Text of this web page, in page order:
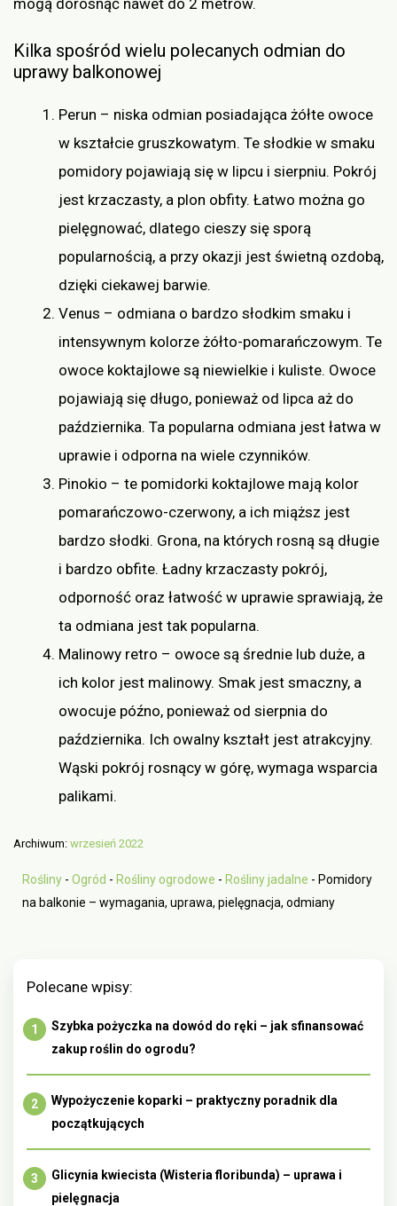
Kilka spośród wielu polecanych odmian do
uprawy balkonowej
Perun – niska odmian posiadająca żółte owoce
w kształcie gruszkowatym. Te słodkie w smaku
pomidory pojawiają się w lipcu i sierpniu. Pokrój
jest krzaczasty, a plon obfity. Łatwo można go
pielęgnować, dlatego cieszy się sporą
popularnością, a przy okazji jest świetną ozdobą,
dzięki ciekawej barwie.
Venus – odmiana o bardzo słodkim smaku i
intensywnym kolorze żółto-pomarańczowym. Te
owoce koktajlowe są niewielkie i kuliste. Owoce
pojawiają się długo, ponieważ od lipca aż do
października. Ta popularna odmiana jest łatwa w
uprawie i odporna na wiele czynników.
Pinokio – te pomidorki koktajlowe mają kolor
pomarańczowo-czerwony, a ich miąższ jest
bardzo słodki. Grona, na których rosną są długie
i bardzo obfite. Ładny krzaczasty pokrój,
odporność oraz łatwość w uprawie sprawiają, że
ta odmiana jest tak popularna.
Malinowy retro – owoce są średnie lub duże, a
ich kolor jest malinowy. Smak jest smaczny, a
owocuje późno, ponieważ od sierpnia do
października. Ich owalny kształt jest atrakcyjny.
Wąski pokrój rosnący w górę, wymaga wsparcia
palikami.
Archiwum: wrzesień 2022
Rośliny - Ogród - Rośliny ogrodowe - Rośliny jadalne - Pomidory
na balkonie – wymagania, uprawa, pielęgnacja, odmiany
Polecane wpisy:
Szybka pożyczka na dowód do ręki – jak sfinansować
zakup roślin do ogrodu?
Wypożyczenie koparki – praktyczny poradnik dla
początkujących
Glicynia kwiecista (Wisteria floribunda) – uprawa i
pielęgnacja